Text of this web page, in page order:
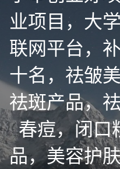
业项目，大
联网平台，
十名，祛皱
祛斑产品，
春痘，闭口
品，美容护